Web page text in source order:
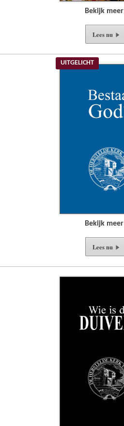
Bekijk meer
Lees nu
UITGELICHT
Bekijk meer
Lees nu